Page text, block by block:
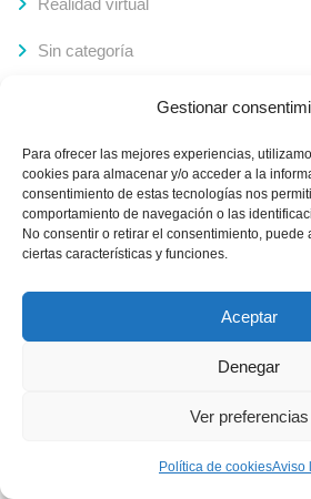
Gestionar
Para ofrecer las mejores experiencias,
cookies para almacenar y/o acceder a la
consentimiento de estas tecnologías nos
comportamiento de navegación o las
No consentir o retirar el consentimiento, puede
ciertas características y funciones.
Aceptar
Denegar
Ver preferencias
Política de cookiesAviso
Sin categoría
ETIQUETAS
realidad
sector
tendencias